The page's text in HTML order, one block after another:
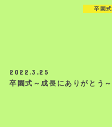
卒園式
2022.3.25
卒園式～成長にありがとう～